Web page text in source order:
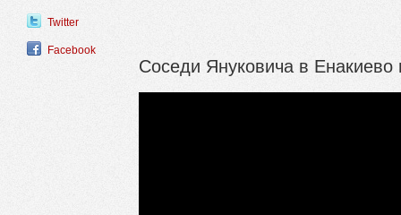
Twitter
Facebook
Соседи Януковича в